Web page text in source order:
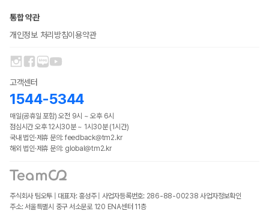
통합 약관
개인정보 처리방침이용약관
고객센터
1544-5344
매일(공휴일 포함) 오전 9시 ~ 오후 6시
점심시간 오후 12시30분 ~ 1시30분 (1시간)
국내 법인·제휴 문의: feedback@tm2.kr
해외 법인·제휴 문의: global@tm2.kr
주식회사 팀오투 | 대표자: 홍성주 | 사업자등록번호: 286-88-00238 사업자정보확인
주소: 서울특별시 중구 서소문로 120 ENA센터 11층